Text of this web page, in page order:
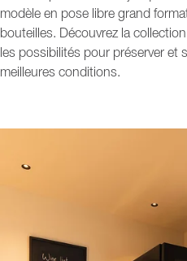
modèle en pose libre grand
bouteilles. Découvrez la
les possibilités pour préserver et
meilleures conditions.